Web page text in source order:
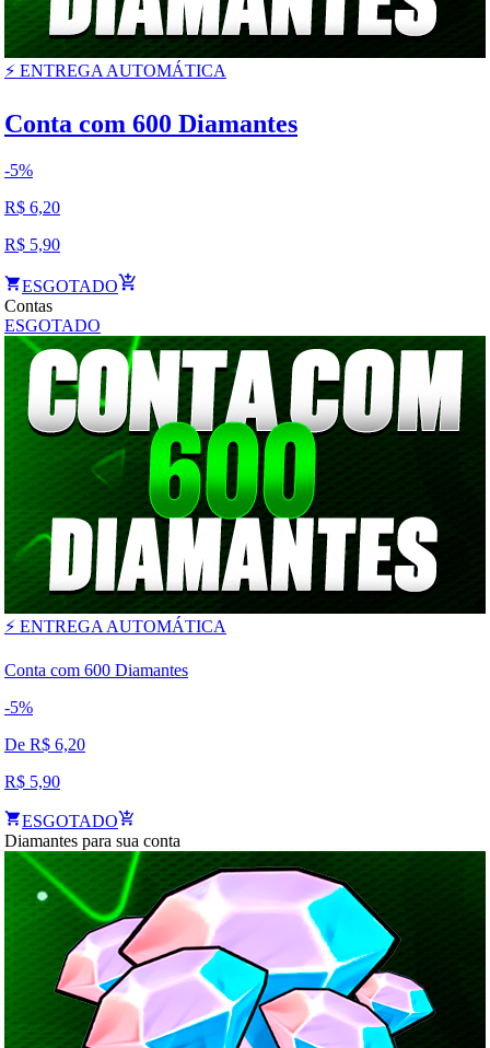
⚡ ENTREGA AUTOMÁTICA
Conta com 600 Diamantes
-5%
R$ 6,20
R$ 5,90
ESGOTADO
Contas
ESGOTADO
⚡ ENTREGA AUTOMÁTICA
Conta com 600 Diamantes
-5%
De R$ 6,20
R$ 5,90
ESGOTADO
Diamantes para sua conta